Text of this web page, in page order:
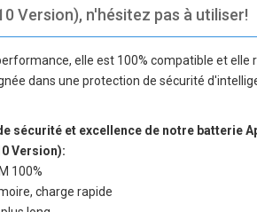
Version), n'hésitez pas à utiliser!
elle est 100% compatible et elle
dans une protection de sécurité
sécurité et excellence de notre batterie
Version):
100%
charge rapide